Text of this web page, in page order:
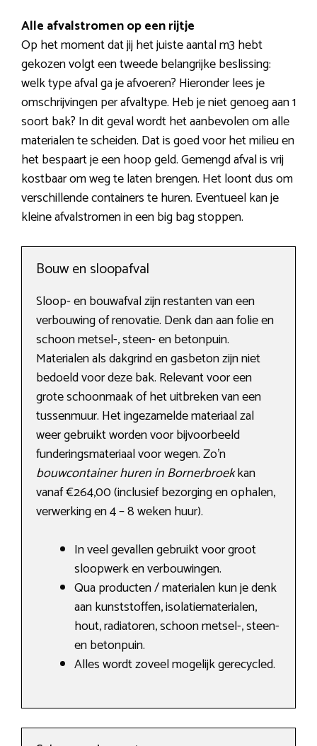
Alle afvalstromen op een rijtje
Op het moment dat jij het juiste aantal m3 hebt
gekozen volgt een tweede belangrijke beslissing:
welk type afval ga je afvoeren? Hieronder lees je
omschrijvingen per afvaltype. Heb je niet genoeg aan 1
soort bak? In dit geval wordt het aanbevolen om alle
materialen te scheiden. Dat is goed voor het milieu en
het bespaart je een hoop geld. Gemengd afval is vrij
kostbaar om weg te laten brengen. Het loont dus om
verschillende containers te huren. Eventueel kan je
kleine afvalstromen in een big bag stoppen.
Bouw en sloopafval
Sloop- en bouwafval zijn restanten van een
verbouwing of renovatie. Denk dan aan folie en
schoon metsel-, steen- en betonpuin.
Materialen als dakgrind en gasbeton zijn niet
bedoeld voor deze bak. Relevant voor een
grote schoonmaak of het uitbreken van een
tussenmuur. Het ingezamelde materiaal zal
weer gebruikt worden voor bijvoorbeeld
funderingsmateriaal voor wegen. Zo’n
bouwcontainer huren in Bornerbroekkan
vanaf €264,00 (inclusief bezorging en ophalen,
verwerking en 4 – 8 weken huur).
In veel gevallen gebruikt voor groot
sloopwerk en verbouwingen.
Qua producten / materialen kun je denk
aan kunststoffen, isolatiematerialen,
hout, radiatoren, schoon metsel-, steen-
en betonpuin.
Alles wordt zoveel mogelijk gerecycled.